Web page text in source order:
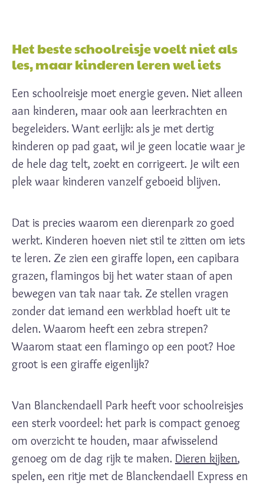
Het beste schoolreisje voelt niet als
les, maar kinderen leren wel iets
Een schoolreisje moet energie geven. Niet alleen
aan kinderen, maar ook aan leerkrachten en
begeleiders. Want eerlijk: als je met dertig
kinderen op pad gaat, wil je geen locatie waar je
de hele dag telt, zoekt en corrigeert. Je wilt een
plek waar kinderen vanzelf geboeid blijven.
Dat is precies waarom een dierenpark zo goed
werkt. Kinderen hoeven niet stil te zitten om iets
te leren. Ze zien een giraffe lopen, een capibara
grazen, flamingos bij het water staan of apen
bewegen van tak naar tak. Ze stellen vragen
zonder dat iemand een werkblad hoeft uit te
delen. Waarom heeft een zebra strepen?
Waarom staat een flamingo op een poot? Hoe
groot is een giraffe eigenlijk?
Van Blanckendaell Park heeft voor schoolreisjes
een sterk voordeel: het park is compact genoeg
om overzicht te houden, maar afwisselend
genoeg om de dag rijk te maken. Dieren kijken,
spelen, een ritje met de Blanckendaell Express en